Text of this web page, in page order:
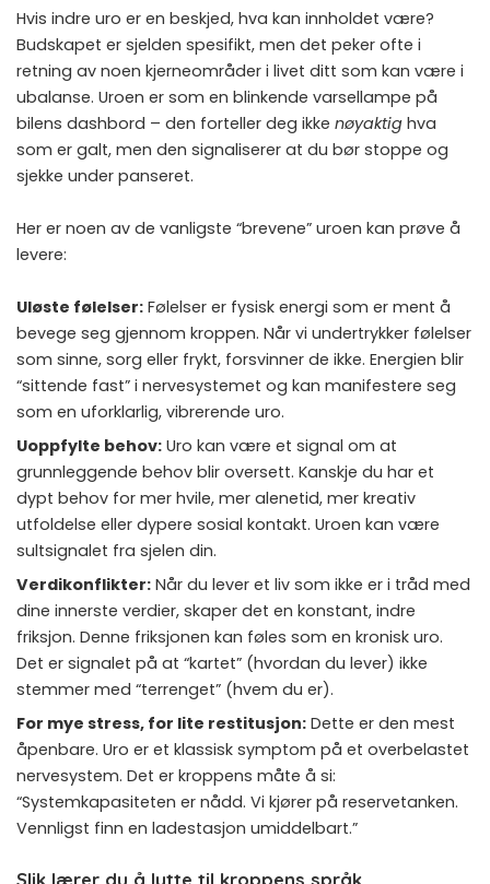
Hvis indre uro er en beskjed, hva kan innholdet være?
Budskapet er sjelden spesifikt, men det peker ofte i
retning av noen kjerneområder i livet ditt som kan være i
ubalanse. Uroen er som en blinkende varsellampe på
bilens dashbord – den forteller deg ikke nøyaktig hva
som er galt, men den signaliserer at du bør stoppe og
sjekke under panseret.
Her er noen av de vanligste “brevene” uroen kan prøve å
levere:
Uløste følelser: Følelser er fysisk energi som er ment å
bevege seg gjennom kroppen. Når vi undertrykker følelser
som sinne, sorg eller frykt, forsvinner de ikke. Energien blir
“sittende fast” i nervesystemet og kan manifestere seg
som en uforklarlig, vibrerende uro.
Uoppfylte behov: Uro kan være et signal om at
grunnleggende behov blir oversett. Kanskje du har et
dypt behov for mer hvile, mer alenetid, mer kreativ
utfoldelse eller dypere sosial kontakt. Uroen kan være
sultsignalet fra sjelen din.
Verdikonflikter: Når du lever et liv som ikke er i tråd med
dine innerste verdier, skaper det en konstant, indre
friksjon. Denne friksjonen kan føles som en kronisk uro.
Det er signalet på at “kartet” (hvordan du lever) ikke
stemmer med “terrenget” (hvem du er).
For mye stress, for lite restitusjon: Dette er den mest
åpenbare. Uro er et klassisk symptom på et overbelastet
nervesystem. Det er kroppens måte å si:
“Systemkapasiteten er nådd. Vi kjører på reservetanken.
Vennligst finn en ladestasjon umiddelbart.”
Slik lærer du å lytte til kroppens språk